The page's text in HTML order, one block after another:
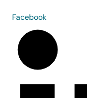
Facebook